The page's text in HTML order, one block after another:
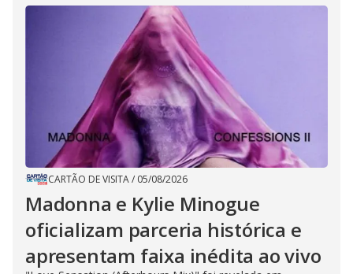
CARTÃO DE VISITA/ 05/08/2026
Madonna e Kylie Minogue
oficializam parceria histórica e
apresentam faixa inédita ao vivo